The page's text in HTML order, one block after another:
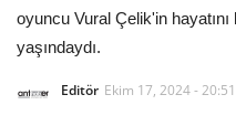
Hakkımızda
İletişim
oyuncu Vural Çelik'in
yaşındaydı.
Editör Ekim 17, 2024 - 20:51